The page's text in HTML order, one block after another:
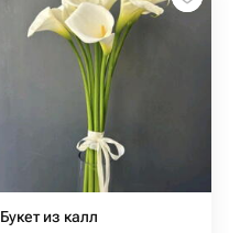
Букет из калл